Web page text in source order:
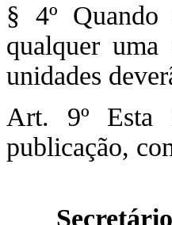
§ 4º Quando
qualquer
unidades
Art. 9º Esta
publicação,